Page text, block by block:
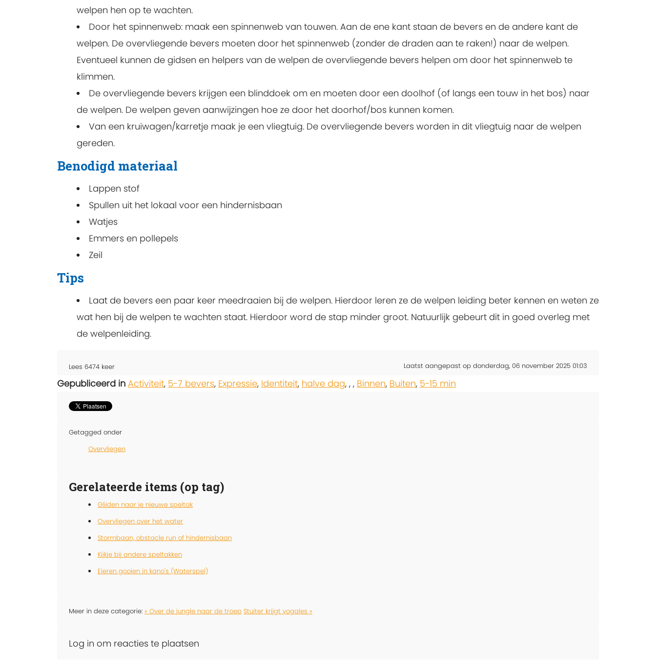
welpen hen op te wachten.
Door het spinnenweb: maak een spinnenweb van touwen. Aan de ene kant staan de bevers en de andere kant de
welpen. De overvliegende bevers moeten door het spinnenweb (zonder de draden aan te raken!) naar de welpen.
Eventueel kunnen de gidsen en helpers van de welpen de overvliegende bevers helpen om door het spinnenweb te
klimmen.
De overvliegende bevers krijgen een blinddoek om en moeten door een doolhof (of langs een touw in het bos) naar
de welpen. De welpen geven aanwijzingen hoe ze door het doorhof/bos kunnen komen.
Van een kruiwagen/karretje maak je een vliegtuig. De overvliegende bevers worden in dit vliegtuig naar de welpen
gereden.
Benodigd materiaal
Lappen stof
Spullen uit het lokaal voor een hindernisbaan
Watjes
Emmers en pollepels
Zeil
Tips
Laat de bevers een paar keer meedraaien bij de welpen. Hierdoor leren ze de welpen leiding beter kennen en weten ze
wat hen bij de welpen te wachten staat. Hierdoor word de stap minder groot. Natuurlijk gebeurt dit in goed overleg met
de welpenleiding.
Lees 6474 keer Laatst aangepast op donderdag, 06 november 2025 01:03
Gepubliceerd in Activiteit, 5-7 bevers, Expressie, Identiteit, halve dag, , , Binnen, Buiten, 5-15 min
Getagged onder
Overvliegen
Gerelateerde items (op tag)
Glijden naar je nieuwe speltak
Overvliegen over het water
Stormbaan, obstacle run of hindernisbaan
Kijkje bij andere speltakken
Eieren gooien in kano's (Waterspel)
Meer in deze categorie: « Over de jungle naar de troep Stuiter krijgt yogales »
Log in om reacties te plaatsen